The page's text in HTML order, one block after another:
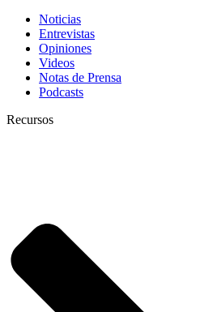
Noticias
Entrevistas
Opiniones
Videos
Notas de Prensa
Podcasts
Recursos